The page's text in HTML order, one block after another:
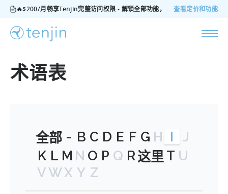
🔥$200/月畅享Tenjin完整访问权限 - 解锁全部功能，无隐藏费用，随时可取消 查看定价和功能
术语表
全部 - B C D E F G H I
J
K L M N O P Q R 这里 T U
VWX Y Z